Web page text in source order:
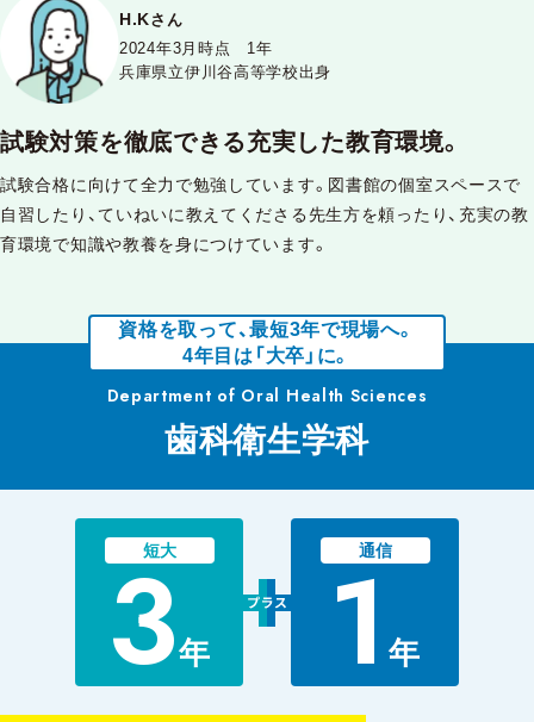
H.Kさん
2024年3月時点 1年
兵庫県立伊川谷高等学校出身
試験対策を徹底できる充実した教育環境。
試験合格に向けて全力で勉強しています。図書館の個室スペースで
自習したり、ていねいに教えてくださる先生方を頼ったり、充実の教
育環境で知識や教養を身につけています。
資格を取って、最短3年で現場へ。
4年目は「大卒」に。
Department of Oral Health Sciences
歯科衛生学科
短大
3年
通信
1年